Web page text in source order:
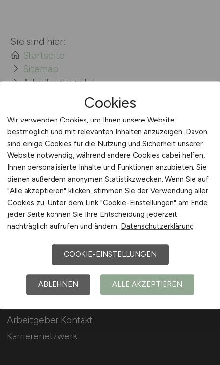
Sie sind hier:
Startseite
Sitemap
Arbeitsorte mit J
Für Arbeitnehmer
Pflege Jobs suchen
Jobfinder
Arbeitnehmer Registrierung
Arbeitgeber Kontakt
Karrierenetzwerk
Cookies
Wir verwenden Cookies, um Ihnen unsere Website
bestmöglich und mit relevanten Inhalten anzuzeigen. Davon
sind einige Cookies für die Nutzung und Sicherheit unserer
Website notwendig, während andere Cookies dabei helfen,
Ihnen personalisierte Inhalte und Funktionen anzubieten. Sie
dienen außerdem anonymen Statistikzwecken. Wenn Sie auf
"Alle akzeptieren" klicken, stimmen Sie der Verwendung aller
Cookies zu. Unter dem Link "Cookie-Einstellungen" am Ende
jeder Seite können Sie Ihre Entscheidung jederzeit
nachträglich aufrufen und ändern. Datenschutzerklärung
COOKIE-EINSTELLUNGEN
ABLEHNEN ALLE AKZEPTIEREN